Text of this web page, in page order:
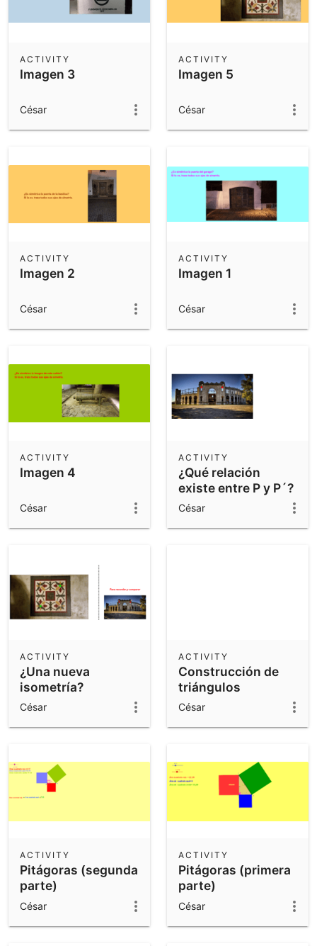
Imagen 3
ACTIVITY
César
Imagen 5
ACTIVITY
César
Imagen 2
ACTIVITY
César
Imagen 1
ACTIVITY
César
Imagen 4
ACTIVITY
César
¿Qué relación
existe entre P y P´?
ACTIVITY
César
¿Una nueva
isometría?
ACTIVITY
César
Construcción de
triángulos
ACTIVITY
César
Pitágoras (segunda
parte)
ACTIVITY
César
Pitágoras (primera
parte)
ACTIVITY
César